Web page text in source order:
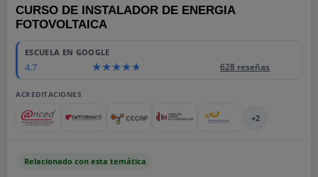
CURSO DE INSTALADOR DE ENERGIA
FOTOVOLTAICA
ESCUELA EN GOOGLE
4.7 628 reseñas
ACREDITACIONES
+2
Relacionado con esta temática